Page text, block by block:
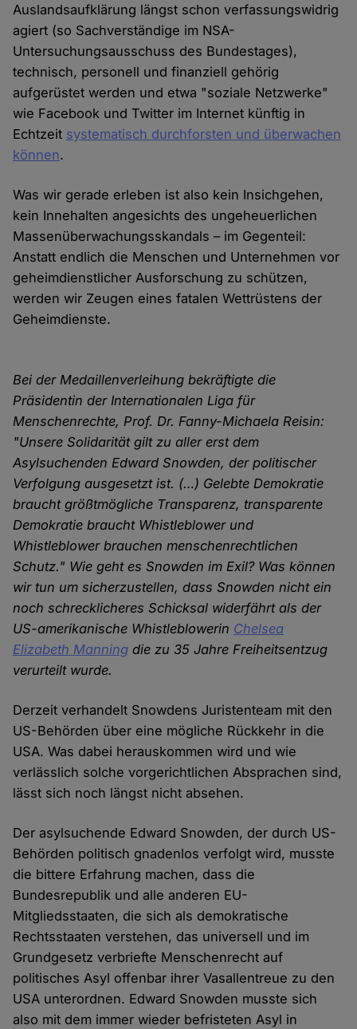
Auslandsaufklärung längst schon verfassungswidrig
agiert (so Sachverständige im NSA-
Untersuchungsausschuss des Bundestages),
technisch, personell und finanziell gehörig
aufgerüstet werden und etwa "soziale Netzwerke"
wie Facebook und Twitter im Internet künftig in
Echtzeit systematisch durchforsten und überwachen
können.
Was wir gerade erleben ist also kein Insichgehen,
kein Innehalten angesichts des ungeheuerlichen
Massenüberwachungsskandals – im Gegenteil:
Anstatt endlich die Menschen und Unternehmen vor
geheimdienstlicher Ausforschung zu schützen,
werden wir Zeugen eines fatalen Wettrüstens der
Geheimdienste.
Bei der Medaillenverleihung bekräftigte die
Präsidentin der Internationalen Liga für
Menschenrechte, Prof. Dr. Fanny-Michaela Reisin:
"Unsere Solidarität gilt zu aller erst dem
Asylsuchenden Edward Snowden, der politischer
Verfolgung ausgesetzt ist. (…) Gelebte Demokratie
braucht größtmögliche Transparenz, transparente
Demokratie braucht Whistleblower und
Whistleblower brauchen menschenrechtlichen
Schutz." Wie geht es Snowden im Exil? Was können
wir tun um sicherzustellen, dass Snowden nicht ein
noch schrecklicheres Schicksal widerfährt als der
US-amerikanische Whistleblowerin Chelsea
Elizabeth Manning die zu 35 Jahre Freiheitsentzug
verurteilt wurde.
Derzeit verhandelt Snowdens Juristenteam mit den
US-Behörden über eine mögliche Rückkehr in die
USA. Was dabei herauskommen wird und wie
verlässlich solche vorgerichtlichen Absprachen sind,
lässt sich noch längst nicht absehen.
Der asylsuchende Edward Snowden, der durch US-
Behörden politisch gnadenlos verfolgt wird, musste
die bittere Erfahrung machen, dass die
Bundesrepublik und alle anderen EU-
Mitgliedsstaaten, die sich als demokratische
Rechtsstaaten verstehen, das universell und im
Grundgesetz verbriefte Menschenrecht auf
politisches Asyl offenbar ihrer Vasallentreue zu den
USA unterordnen. Edward Snowden musste sich
also mit dem immer wieder befristeten Asyl in